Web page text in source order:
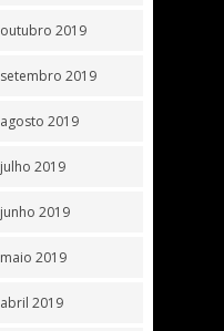
outubro 2019
setembro 2019
agosto 2019
julho 2019
junho 2019
maio 2019
abril 2019